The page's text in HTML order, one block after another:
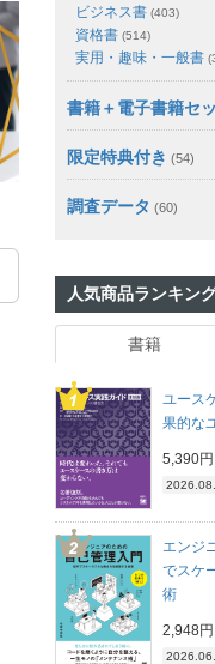
ビジネス書 (403)
資格書 (514)
実用・趣味・一般書
書籍＋電子書籍セ
限定特典付き (54)
調査データ (60)
人気商品ランキン
書籍
ユース
果的な
5,390円
エンジ
でスケ
術
2,948円